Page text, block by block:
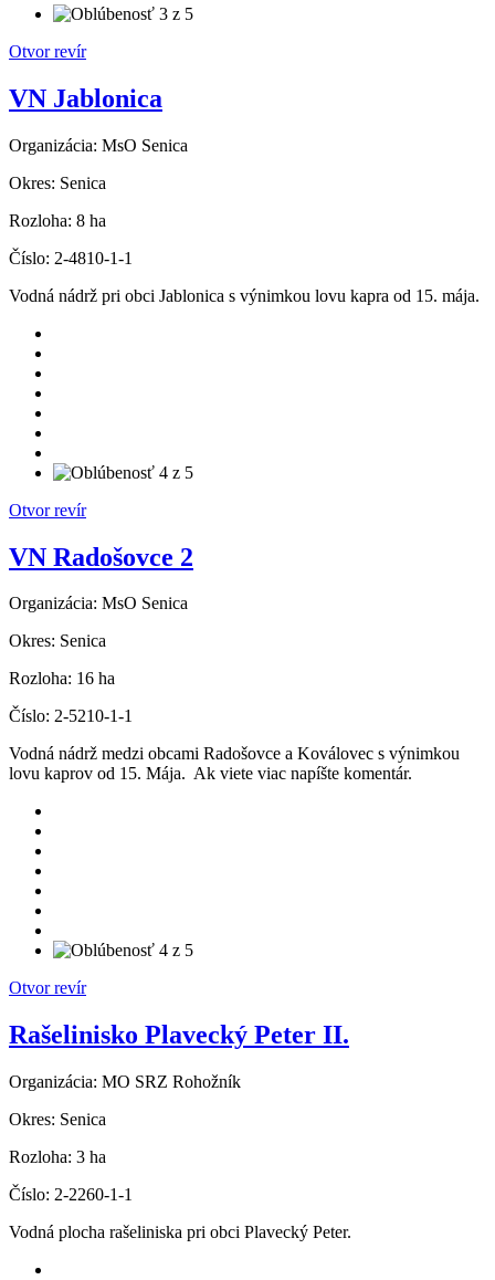
Otvor revír
VN Jablonica
Organizácia: MsO Senica
Okres: Senica
Rozloha: 8 ha
Číslo: 2-4810-1-1
Vodná nádrž pri obci Jablonica s výnimkou lovu kapra od 15. mája.
Otvor revír
VN Radošovce 2
Organizácia: MsO Senica
Okres: Senica
Rozloha: 16 ha
Číslo: 2-5210-1-1
Vodná nádrž medzi obcami Radošovce a Koválovec s výnimkou
lovu kaprov od 15. Mája. Ak viete viac napíšte komentár.
Otvor revír
Rašelinisko Plavecký Peter II.
Organizácia: MO SRZ Rohožník
Okres: Senica
Rozloha: 3 ha
Číslo: 2-2260-1-1
Vodná plocha rašeliniska pri obci Plavecký Peter.